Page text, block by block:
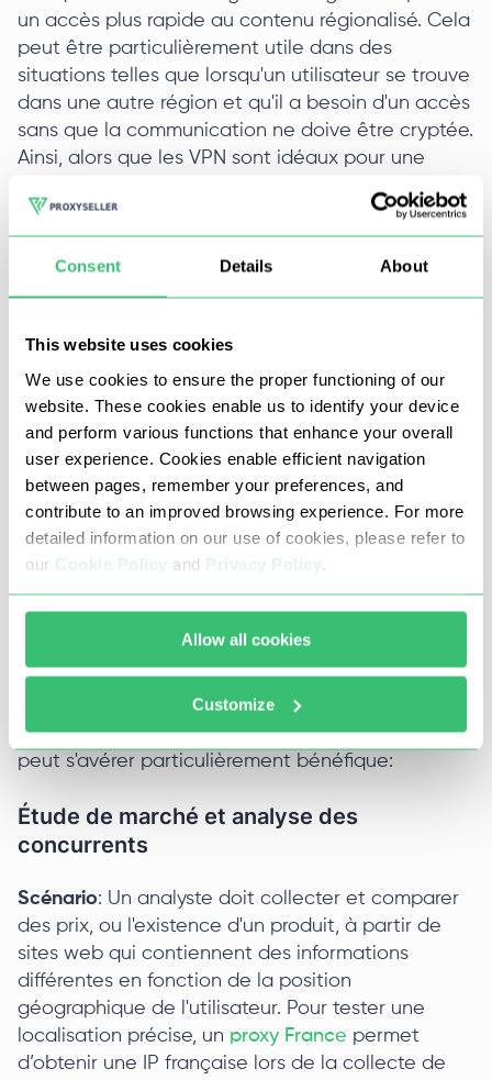
Consent Details About
This website uses cookies
We use cookies to ensure the proper functioning of our
website. These cookies enable us to identify your device
and perform various functions that enhance your overall
user experience. Cookies enable efficient navigation
between pages, remember your preferences, and
contribute to an improved browsing experience. For more
detailed information on our use of cookies, please refer to
our Cookie Policy and Privacy Policy
Allow all cookies
Customize
un accès plus rapide au contenu régionalisé. Cela
peut être particulièrement utile dans des
situations telles que lorsqu'un utilisateur se trouve
dans une autre région et qu'il a besoin d'un accès
sans que la communication ne doive être cryptée.
Ainsi, alors que les VPN sont idéaux pour une
proxys s'adressent aux utilisateurs qui recherchent
la facilité d'accès et une présence géographique
limitée plutôt qu'une sécurité étendue des
données.
Ainsi, la réponse à la question de savoir ce qui est
le mieux, un VPN ou un proxy, dépend de
l'importance que l'utilisateur accorde à une
protection complète avec les VPN ou à des
connexions rapides avec les proxys. Les deux
outils excellent dans leurs domaines respectifs.
Utilisation conjointe d'un VPN et d'un
proxy: Avez-vous besoin des deux ?
deux technologies, ce qui améliore la sécurité et
la flexibilité des utilisateurs. Voici quelques
exemples détaillés de scénarios dans lesquels
l'utilisation simultanée des deux technologies
peut s'avérer particulièrement bénéfique:
Étude de marché et analyse des
concurrents
Scénario: Un analyste doit collecter et comparer
des prix, ou l'existence d'un produit, à partir de
sites web qui contiennent des informations
différentes en fonction de la position
géographique de l'utilisateur. Pour tester une
localisation précise, un proxy France permet
d’obtenir une IP française lors de la collecte de